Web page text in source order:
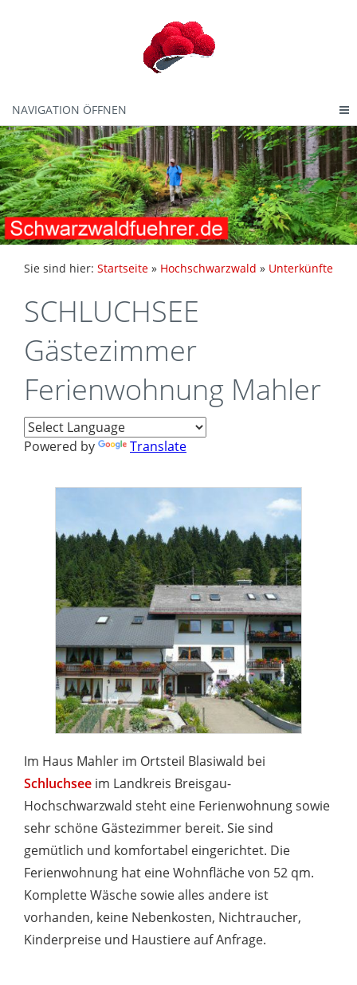
NAVIGATION ÖFFNEN
Sie sind hier: Startseite » Hochschwarzwald » Unterkünfte
SCHLUCHSEE
Gästezimmer
Ferienwohnung Mahler
Powered by Translate
Im Haus Mahler im Ortsteil Blasiwald bei
Schluchsee im Landkreis Breisgau-
Hochschwarzwald steht eine Ferienwohnung sowie
sehr schöne Gästezimmer bereit. Sie sind
gemütlich und komfortabel eingerichtet. Die
Ferienwohnung hat eine Wohnfläche von 52 qm.
Komplette Wäsche sowie alles andere ist
vorhanden, keine Nebenkosten, Nichtraucher,
Kinderpreise und Haustiere auf Anfrage.